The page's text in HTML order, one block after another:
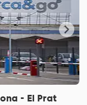
- El Prat